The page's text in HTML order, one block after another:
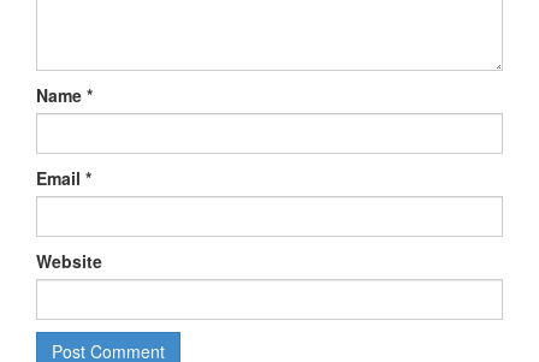
Name *
Email *
Website